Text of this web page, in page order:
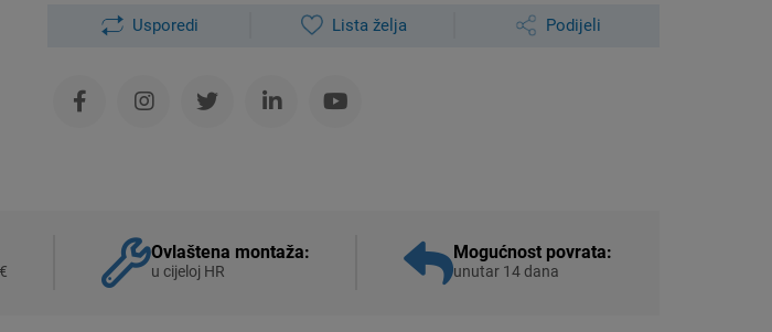
Usporedi Lista želja Podijeli
Ovlaštena montaža:
u cijeloj HR
Mogućnost povrata:
unutar 14 dana